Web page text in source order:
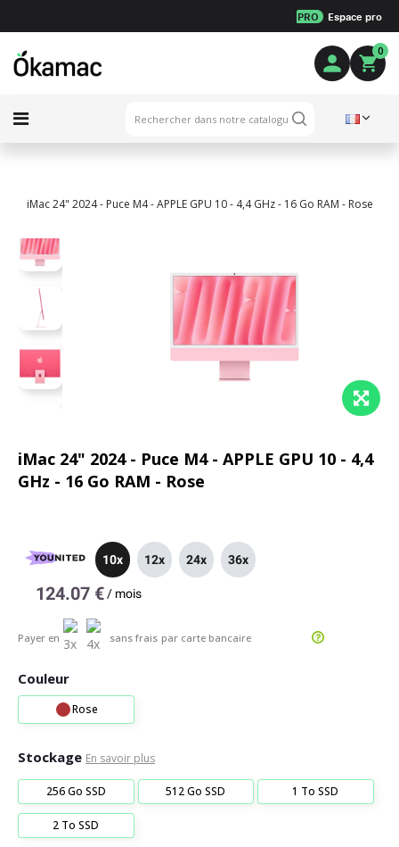
PRO Espace pro
0
iMac 24" 2024 - Puce M4 - APPLE GPU 10 - 4,4 GHz - 16 Go RAM - Rose
iMac 24" 2024 - Puce M4 - APPLE GPU 10 - 4,4
GHz - 16 Go RAM - Rose
10x 12x 24x 36x
124.07 € / mois
Payer en sans frais par carte bancaire
Couleur
Rose
Stockage En savoir plus
256 Go SSD 512 Go SSD 1 To SSD
2 To SSD